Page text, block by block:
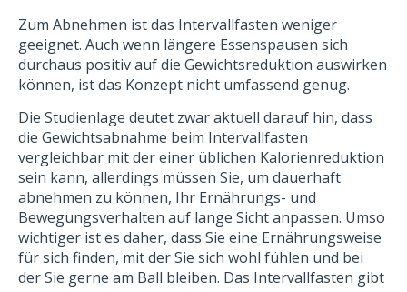
Zum Abnehmen ist das Intervallfasten weniger
geeignet. Auch wenn längere Essenspausen sich
durchaus positiv auf die Gewichtsreduktion auswirken
können, ist das Konzept nicht umfassend genug.
Die Studienlage deutet zwar aktuell darauf hin, dass
die Gewichtsabnahme beim Intervallfasten
vergleichbar mit der einer üblichen Kalorienreduktion
sein kann, allerdings müssen Sie, um dauerhaft
abnehmen zu können, Ihr Ernährungs- und
Bewegungsverhalten auf lange Sicht anpassen. Umso
wichtiger ist es daher, dass Sie eine Ernährungsweise
für sich finden, mit der Sie sich wohl fühlen und bei
der Sie gerne am Ball bleiben. Das Intervallfasten gibt